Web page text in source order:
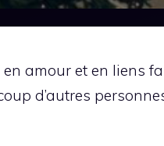
amour et en liens
d’autres